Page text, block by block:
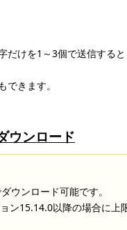
だけを1～3個で送信する
できます。
ウンロード
ウンロード可能です。
ン15.14.0以降の場合に上